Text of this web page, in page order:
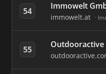
54 Immowelt
immowelt.at
55 Outdooractive